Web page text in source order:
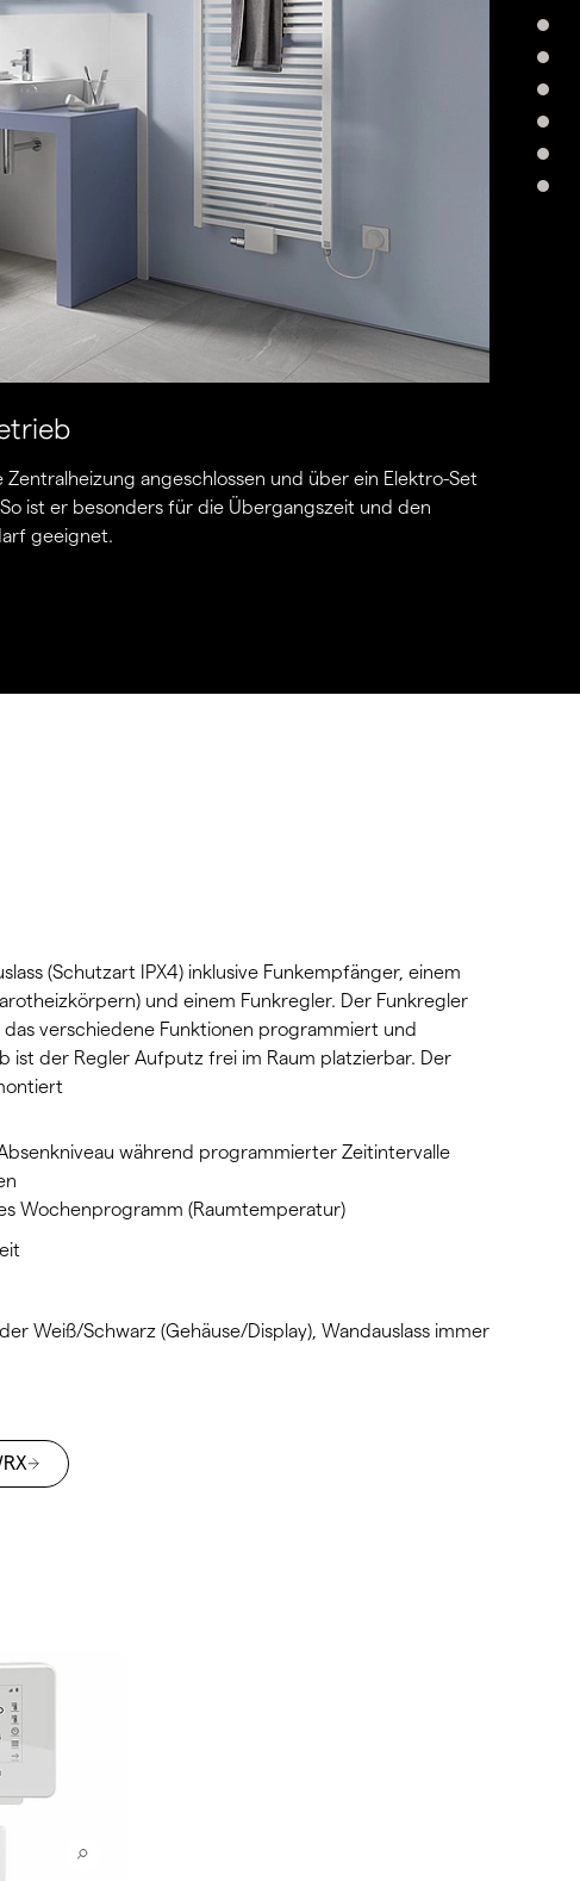
Zentralheizung angeschlossen und über ein Elektro-Set
ist er besonders für die Übergangszeit und den
geeignet.
(Schutzart IPX4) inklusive Funkempfänger, einem
und einem Funkregler. Der Funkregler
verschiedene Funktionen programmiert und
der Regler Aufputz frei im Raum platzierbar. Der
während programmierter Zeitintervalle
Wochenprogramm (Raumtemperatur)
Weiß/Schwarz (Gehäuse/Display), Wandauslass immer